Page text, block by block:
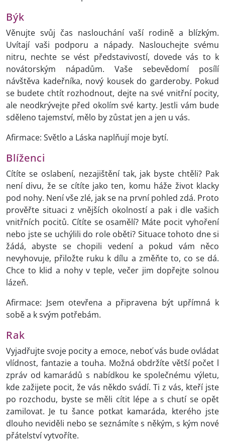
Býk
Věnujte svůj čas naslouchání vaší rodině a blízkým.
Uvítají vaši podporu a nápady. Naslouchejte svému
nitru, nechte se vést představivostí, dovede vás to k
novátorským nápadům. Vaše sebevědomí posílí
návštěva kadeřníka, nový kousek do garderoby. Pokud
se budete chtít rozhodnout, dejte na své vnitřní pocity,
ale neodkrývejte před okolím své karty. Jestli vám bude
sděleno tajemství, mělo by zůstat jen a jen u vás.
Afirmace: Světlo a Láska naplňují moje bytí.
Blíženci
Cítíte se oslabení, nezajištění tak, jak byste chtěli? Pak
není divu, že se cítíte jako ten, komu háže život klacky
pod nohy. Není vše zlé, jak se na první pohled zdá. Proto
prověřte situaci z vnějších okolností a pak i dle vašich
vnitřních pocitů. Cítíte se osamělí? Máte pocit vyhoření
nebo jste se uchýlili do role oběti? Situace tohoto dne si
žádá, abyste se chopili vedení a pokud vám něco
nevyhovuje, přiložte ruku k dílu a změňte to, co se dá.
Chce to klid a nohy v teple, večer jim dopřejte solnou
lázeň.
Afirmace: Jsem otevřena a připravena být upřímná k
sobě a k svým potřebám.
Rak
Vyjadřujte svoje pocity a emoce, neboť vás bude ovládat
vlídnost, fantazie a touha. Možná obdržíte větší počet l
zpráv od kamarádů s nabídkou ke společnému výletu,
kde zažijete pocit, že vás někdo svádí. Ti z vás, kteří jste
po rozchodu, byste se měli cítit lépe a s chutí se opět
zamilovat. Je tu šance potkat kamaráda, kterého jste
dlouho neviděli nebo se seznámíte s někým, s kým nové
přátelství vytvoříte.